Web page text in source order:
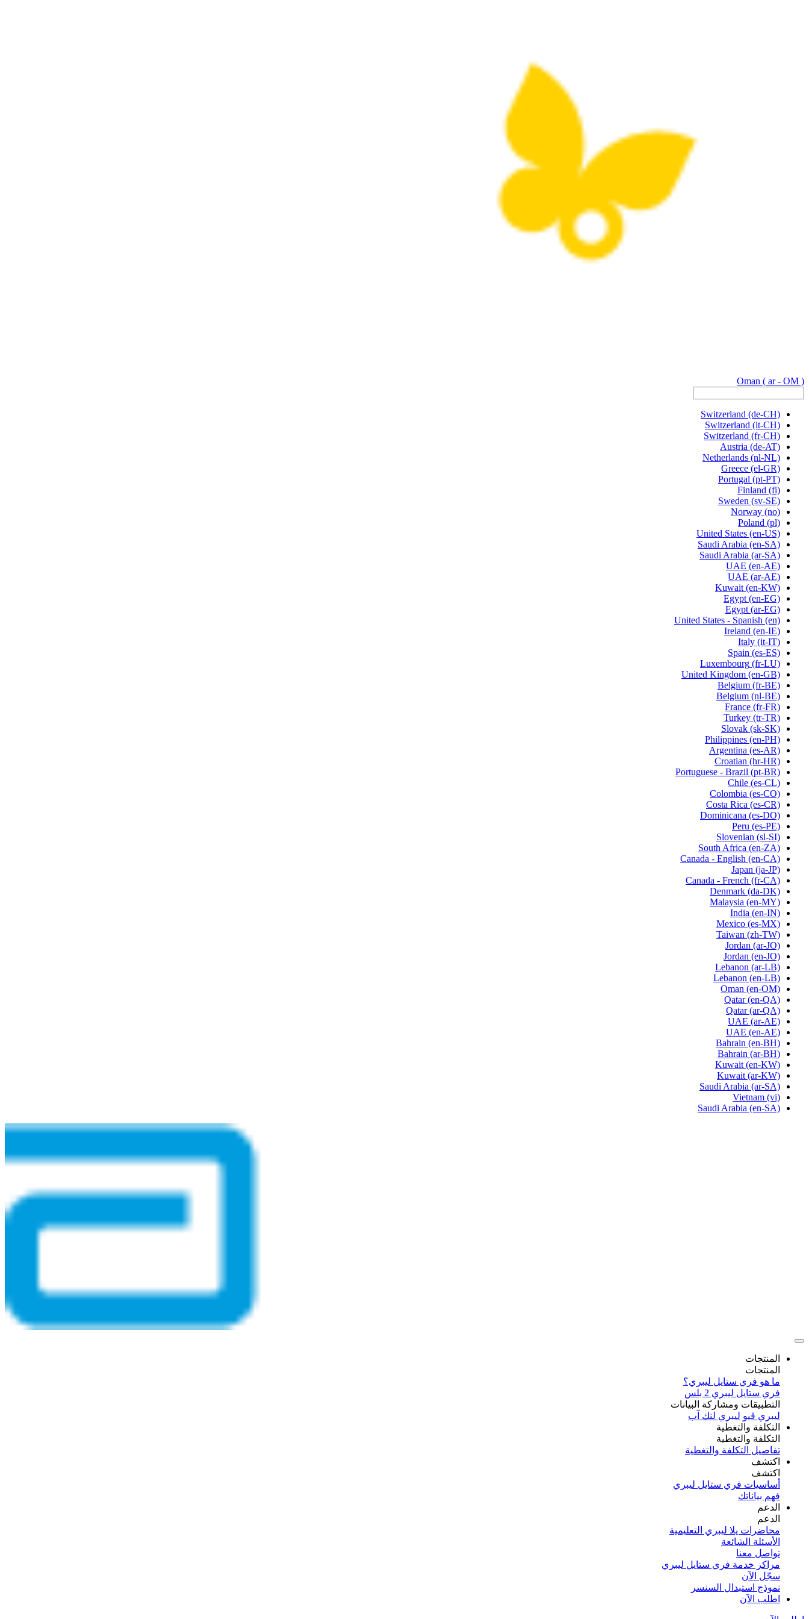
Oman ( ar - OM )
Switzerland (de-CH)
Switzerland (it-CH)
Switzerland (fr-CH)
Austria (de-AT)
Netherlands (nl-NL)
Greece (el-GR)
Portugal (pt-PT)
Finland (fi)
Sweden (sv-SE)
Norway (no)
Poland (pl)
United States (en-US)
Saudi Arabia (en-SA)
Saudi Arabia (ar-SA)
UAE (en-AE)
UAE (ar-AE)
Kuwait (en-KW)
Egypt (en-EG)
Egypt (ar-EG)
United States - Spanish (en)
Ireland (en-IE)
Italy (it-IT)
Spain (es-ES)
Luxembourg (fr-LU)
United Kingdom (en-GB)
Belgium (fr-BE)
Belgium (nl-BE)
France (fr-FR)
Turkey (tr-TR)
Slovak (sk-SK)
Philippines (en-PH)
Argentina (es-AR)
Croatian (hr-HR)
Portuguese - Brazil (pt-BR)
Chile (es-CL)
Colombia (es-CO)
Costa Rica (es-CR)
Dominicana (es-DO)
Peru (es-PE)
Slovenian (sl-SI)
South Africa (en-ZA)
Canada - English (en-CA)
Japan (ja-JP)
Canada - French (fr-CA)
Denmark (da-DK)
Malaysia (en-MY)
India (en-IN)
Mexico (es-MX)
Taiwan (zh-TW)
Jordan (ar-JO)
Jordan (en-JO)
Lebanon (ar-LB)
Lebanon (en-LB)
Oman (en-OM)
Qatar (en-QA)
Qatar (ar-QA)
UAE (ar-AE)
UAE (en-AE)
Bahrain (en-BH)
Bahrain (ar-BH)
Kuwait (en-KW)
Kuwait (ar-KW)
Saudi Arabia (ar-SA)
Vietnam (vi)
Saudi Arabia (en-SA)
المنتجات
المنتجات
ما هو فري ستايل ليبري؟
فري ستايل ليبري 2 بلس​
التطبيقات ومشاركة البيانات
ليبري ڤيو ليبري لنك آب
التكلفة والتغطية
التكلفة والتغطية
تفاصيل التكلفة والتغطية
اكتشف​
اكتشف​
أساسيات فري ستايل ليبري
فهم بياناتك
الدعم
الدعم
محاضرات يلا ليبري التعليمية
الأسئلة الشائعة
تواصل معنا
مراكز خدمة فري ستايل ليبري
سجّل الآن​
نموذج استبدال السنسر
اطلب الآن